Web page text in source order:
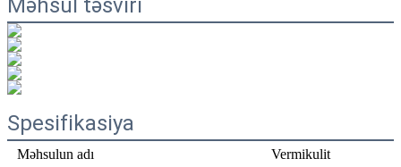
Məhsul təsviri
Spesifikasiya
Məhsulun adı Vermikulit